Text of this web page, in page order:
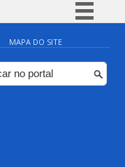
Simplifique!
Comunica BR
Participe
MAPA DO SITE